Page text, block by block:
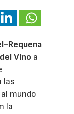
Requena
Vino a
las
mundo
la